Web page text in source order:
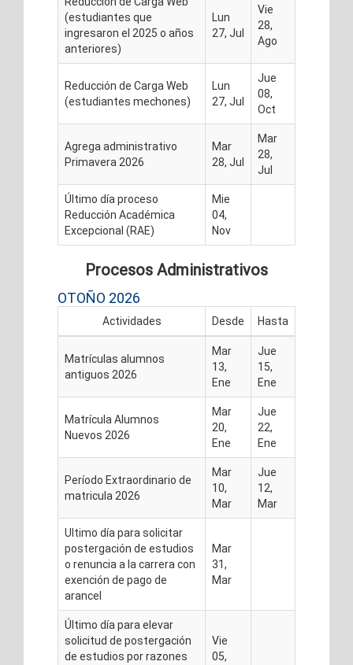
(estudiantes que
ingresaron el 2025 o años
anteriores)
Lun
27, Jul
Vie
28,
Ago
Reducción de Carga Web
(estudiantes mechones)
Lun
27, Jul
Jue
08,
Oct
Agrega administrativo
Primavera 2026
Mar
28, Jul
Mar
28,
Jul
Último día proceso
Reducción Académica
Excepcional (RAE)
Mie
04,
Nov
Procesos Administrativos
OTOÑO 2026
Actividades Desde Hasta
Matrículas alumnos
antiguos 2026
Mar
13,
Ene
Jue
15,
Ene
Matrícula Alumnos
Nuevos 2026
Mar
20,
Ene
Jue
22,
Ene
Período Extraordinario de
matricula 2026
Mar
10,
Mar
Jue
12,
Mar
Ultimo día para solicitar
postergación de estudios
o renuncia a la carrera con
exención de pago de
arancel
Mar
31,
Mar
Último día para elevar
solicitud de postergación
de estudios por razones
Vie
05,